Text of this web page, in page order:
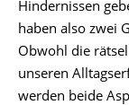
Hindernissen
haben also zwei
Obwohl die
unseren
werden beide